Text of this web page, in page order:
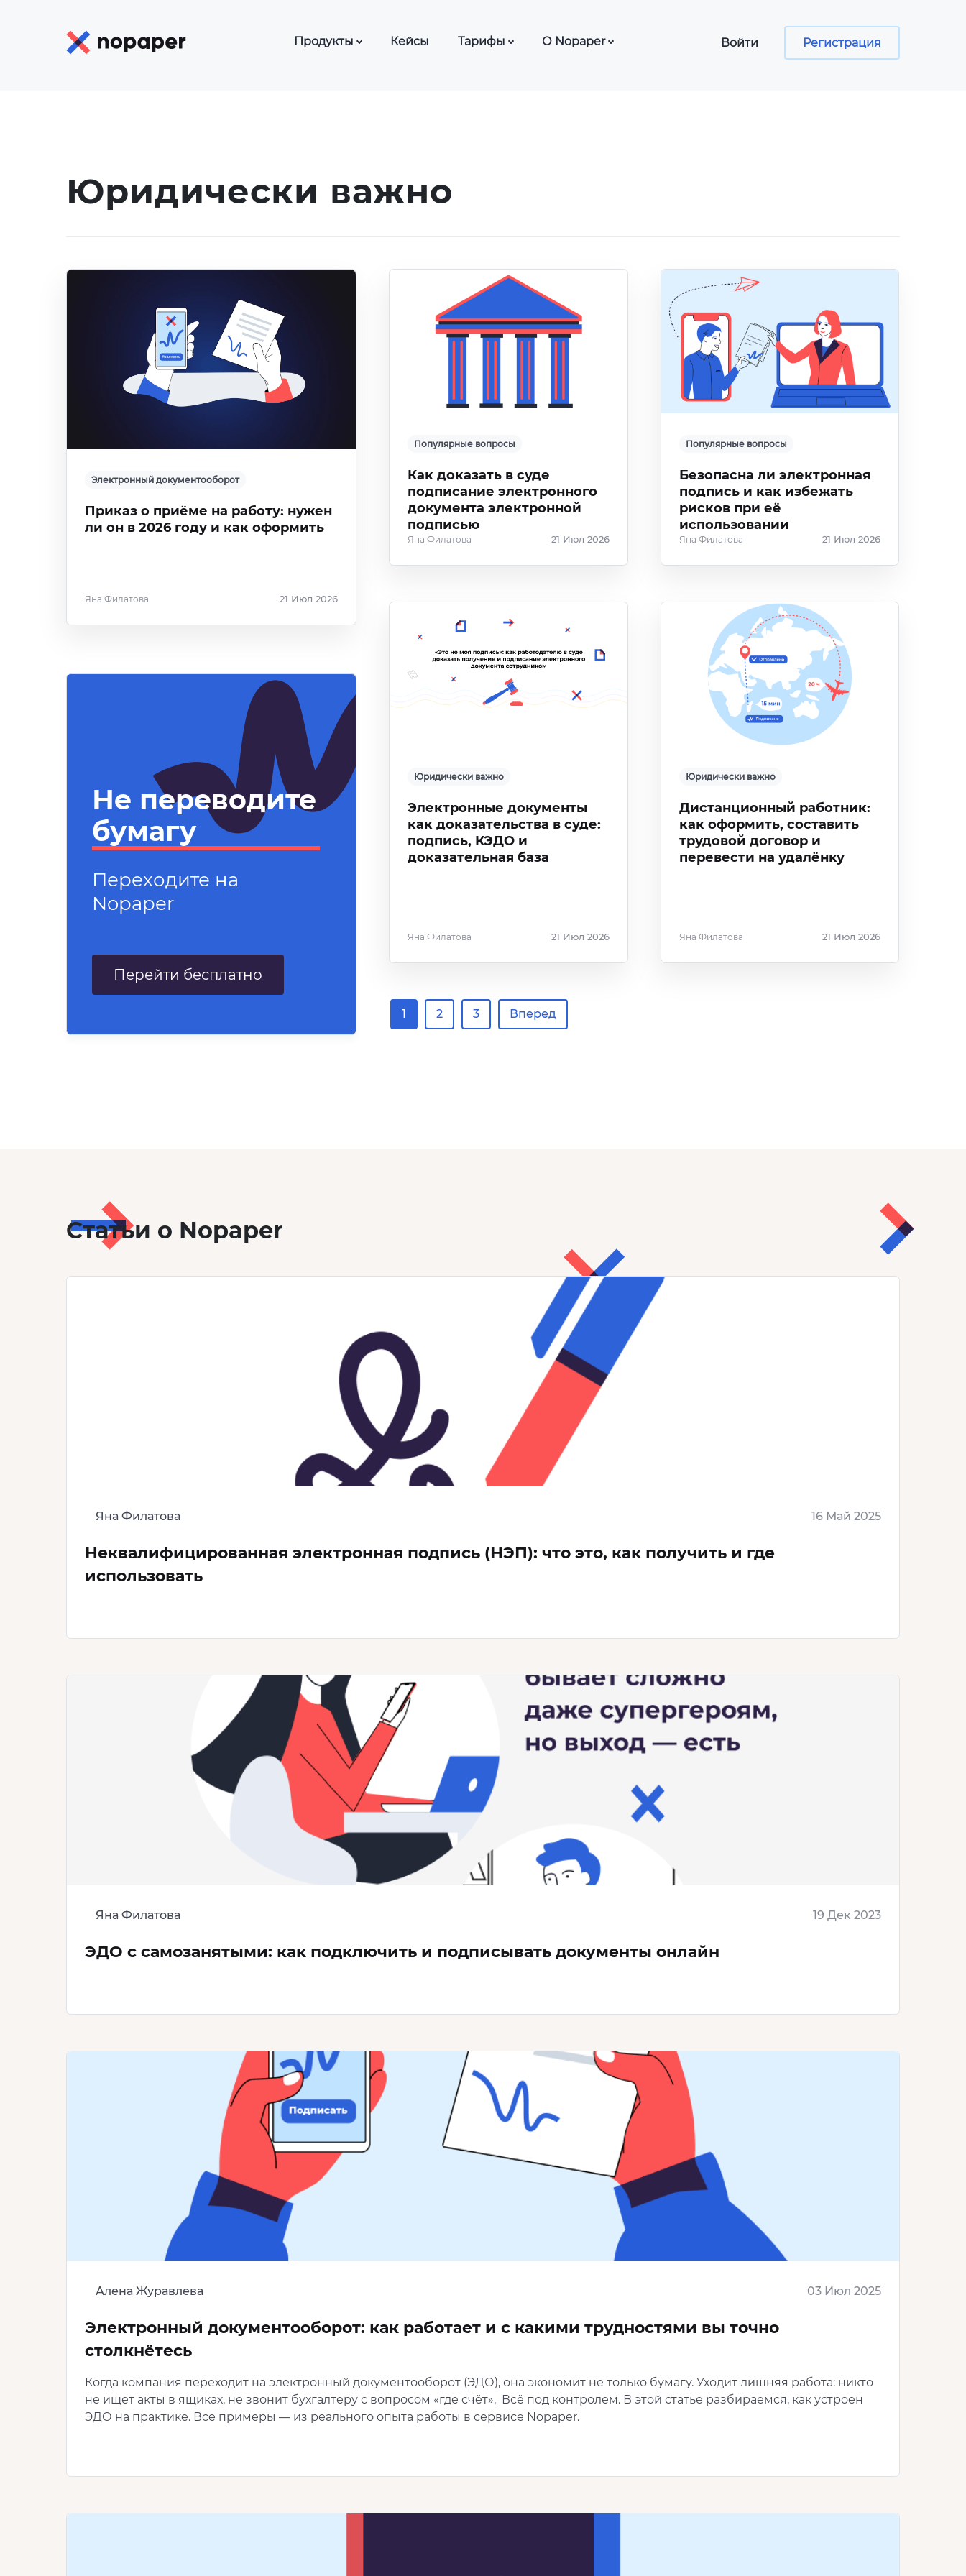
Продукты
Office)
Кейсы Тарифы О Nopaper Войти Регистрация
Юридически важно
Электронный документооборот
Приказ о приёме на работу: нужен
ли он в 2026 году и как оформить
Яна Филатова 21 Июл 2026
Популярные вопросы
Как доказать в суде
подписание электронного
документа электронной
подписью
Яна Филатова 21 Июл 2026
Популярные вопросы
Безопасна ли электронная
подпись и как избежать
рисков при её
использовании
Яна Филатова 21 Июл 2026
Не переводите
бумагу
Переходите на
Nopaper
Перейти бесплатно
Юридически важно
Электронные документы
как доказательства в суде:
подпись, КЭДО и
доказательная база
Яна Филатова 21 Июл 2026
Юридически важно
Дистанционный работник:
как оформить, составить
трудовой договор и
перевести на удалёнку
Яна Филатова 21 Июл 2026
1 2 3 Вперед
Статьи о Nopaper
Яна Филатова 16 Май 2025
Неквалифицированная электронная подпись (НЭП): что это, как получить и где
использовать
Яна Филатова 19 Дек 2023
ЭДО с самозанятыми: как подключить и подписывать документы онлайн
Алена Журавлева 03 Июл 2025
Электронный документооборот: как работает и с какими трудностями вы точно
столкнётесь
Когда компания переходит на электронный документооборот (ЭДО), она экономит не только бумагу. Уходит лишняя работа: никто
не ищет акты в ящиках, не звонит бухгалтеру с вопросом «где счёт», Всё под контролем. В этой статье разбираемся, как устроен
ЭДО на практике. Все примеры — из реального опыта работы в сервисе Nopaper.